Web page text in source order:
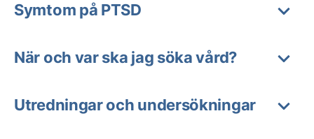
Symtom på PTSD
När och var ska jag söka vård?
Utredningar och undersökningar